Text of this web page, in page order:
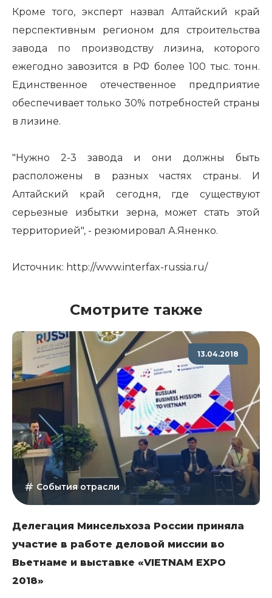
Кроме того, эксперт назвал Алтайский край
перспективным регионом для строительства
завода по производству лизина, которого
ежегодно завозится в РФ более 100 тыс. тонн.
Единственное отечественное предприятие
обеспечивает только 30% потребностей страны
в лизине.
"Нужно 2-3 завода и они должны быть
расположены в разных частях страны. И
Алтайский край сегодня, где существуют
серьезные избытки зерна, может стать этой
территорией", - резюмировал А.Яненко.
Источник: http://www.interfax-russia.ru/
Смотрите также
13.04.2018
События отрасли
Делегация Минсельхоза России приняла
участие в работе деловой миссии во
Вьетнаме и выставке «VIETNAM EXPO
2018»